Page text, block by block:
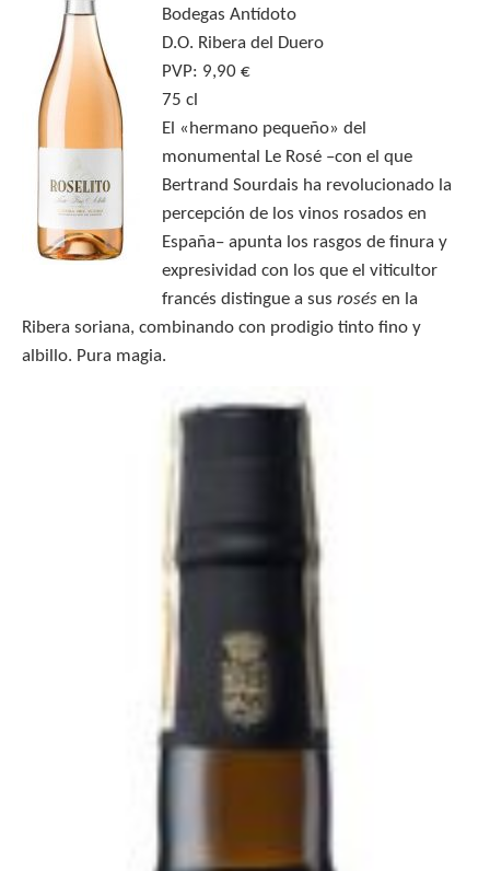
Bodegas Antídoto
D.O. Ribera del Duero
PVP: 9,90 €
75 cl
El «hermano pequeño» del
monumental Le Rosé –con el que
Bertrand Sourdais ha revolucionado la
percepción de los vinos rosados en
España– apunta los rasgos de finura y
expresividad con los que el viticultor
francés distingue a sus rosés en la
Ribera soriana, combinando con prodigio tinto fino y
albillo. Pura magia.